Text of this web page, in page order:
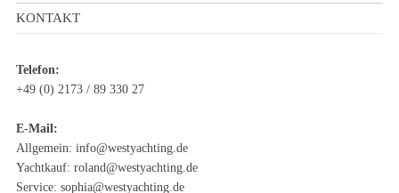
KONTAKT
Telefon:
+49 (0) 2173 / 89 330 27
E-Mail:
Allgemein: info@westyachting.de
Yachtkauf: roland@westyachting.de
Service: sophia@westyachting.de